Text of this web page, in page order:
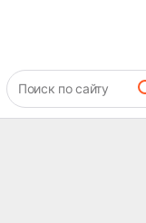
Поиск по сайту